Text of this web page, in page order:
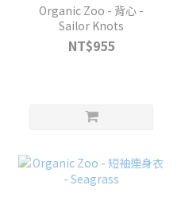
Organic Zoo - 背心 -
Sailor Knots
NT$955